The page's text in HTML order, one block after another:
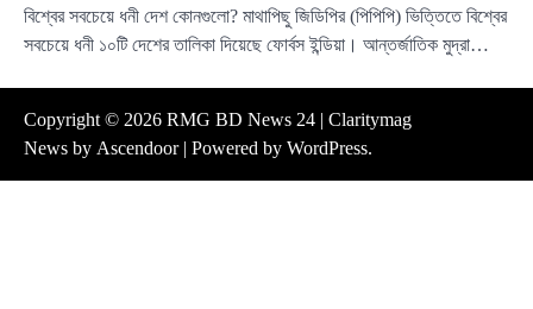
বিশ্বের সবচেয়ে ধনী দেশ কোনগুলো? মাথাপিছু জিডিপির (পিপিপি) ভিত্তিতে বিশ্বের
সবচেয়ে ধনী ১০টি দেশের তালিকা দিয়েছে ফোর্বস ইন্ডিয়া। আন্তর্জাতিক মুদ্রা…
Copyright © 2026 RMG BD News 24 | Claritymag
News by Ascendoor| Powered by WordPress.